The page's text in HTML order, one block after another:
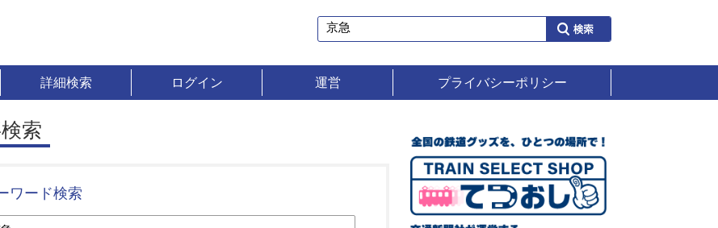
詳細検索 ログイン 運営 プライバシーポリシー
索
ワード検索